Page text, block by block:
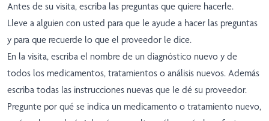
Antes de su visita, escriba las preguntas que quiere hacerle.
Lleve a alguien con usted para que le ayude a hacer las preguntas
y para que recuerde lo que el proveedor le dice.
En la visita, escriba el nombre de un diagnóstico nuevo y de
todos los medicamentos, tratamientos o análisis nuevos. Además
escriba todas las instrucciones nuevas que le dé su proveedor.
Pregunte por qué se indica un medicamento o tratamiento nuevo,